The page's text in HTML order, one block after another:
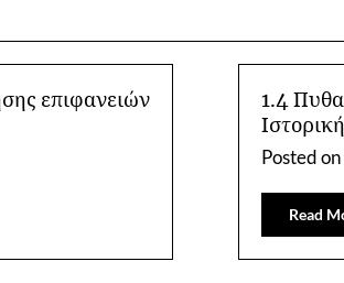
επιφανειών
1.4
Posted on
Read